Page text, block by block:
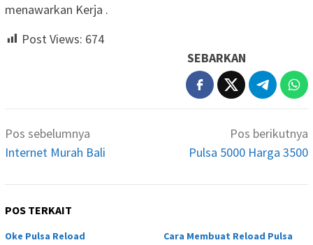
menawarkan Kerja .
Post Views: 674
SEBARKAN
Navigasi
pos
Pos sebelumnya
Internet Murah Bali
Pos berikutnya
Pulsa 5000 Harga 3500
POS TERKAIT
Oke Pulsa Reload Cara Membuat Reload Pulsa